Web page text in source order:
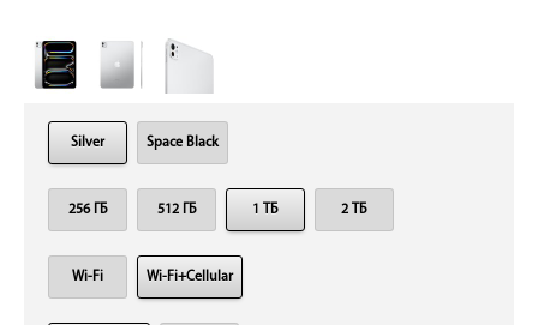
Silver Space Black
256 ГБ 512 ГБ 1 ТБ 2 ТБ
Wi-Fi Wi-Fi+Cellular